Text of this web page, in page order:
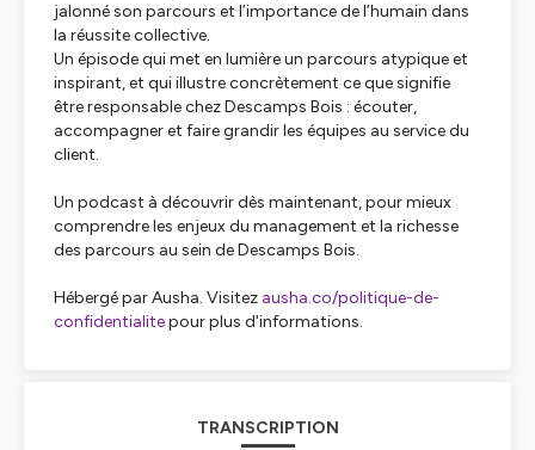
jalonné son parcours et l’importance de l’humain dans
la réussite collective.
Un épisode qui met en lumière un parcours atypique et
inspirant, et qui illustre concrètement ce que signifie
être responsable chez Descamps Bois : écouter,
accompagner et faire grandir les équipes au service du
client.
Un podcast à découvrir dès maintenant, pour mieux
comprendre les enjeux du management et la richesse
des parcours au sein de Descamps Bois.
Hébergé par Ausha. Visitez ausha.co/politique-de-
confidentialitepour plus d'informations.
TRANSCRIPTION